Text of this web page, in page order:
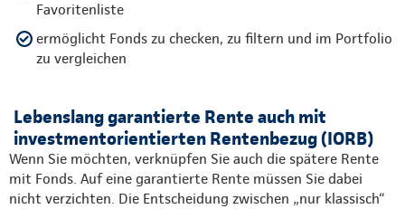
Favoritenliste
ermöglicht Fonds zu checken, zu filtern und im Portfolio
zu vergleichen
Lebenslang garantierte Rente auch mit
investmentorientierten Rentenbezug (IORB)
Wenn Sie möchten, verknüpfen Sie auch die spätere Rente
mit Fonds. Auf eine garantierte Rente müssen Sie dabei
nicht verzichten. Die Entscheidung zwischen „nur klassisch“